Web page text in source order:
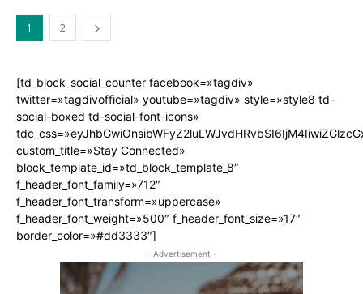
1 2
[td_block_social_counter facebook=»tagdiv»
twitter=»tagdivofficial» youtube=»tagdiv» style=»style8 td-
social-boxed td-social-font-icons»
custom_title=»Stay Connected»
block_template_id=»td_block_template_8″
f_header_font_family=»712″
f_header_font_transform=»uppercase»
f_header_font_weight=»500″ f_header_font_size=»17″
border_color=»#dd3333″]
- Advertisement -